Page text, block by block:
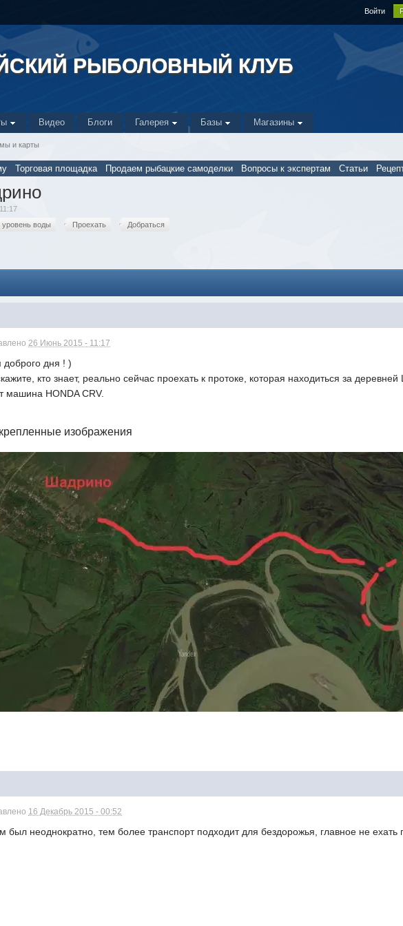
Войти
РЫБОЛОВНЫЙ КЛУБ
Видео Блоги Галерея Базы Магазины
и карты
Торговая площадка Продаем рыбацкие самоделки Вопросы к экспертам Статьи
уровень воды Проехать Добраться
26 Июнь 2015 - 11:17
доброго дня ! )
кто знает, реально сейчас проехать к протоке, которая находиться за
машина HONDA СRV.
изображения
16 Декабрь 2015 - 00:52
был неоднократно, тем более транспорт подходит для бездорожья, главное не ехать